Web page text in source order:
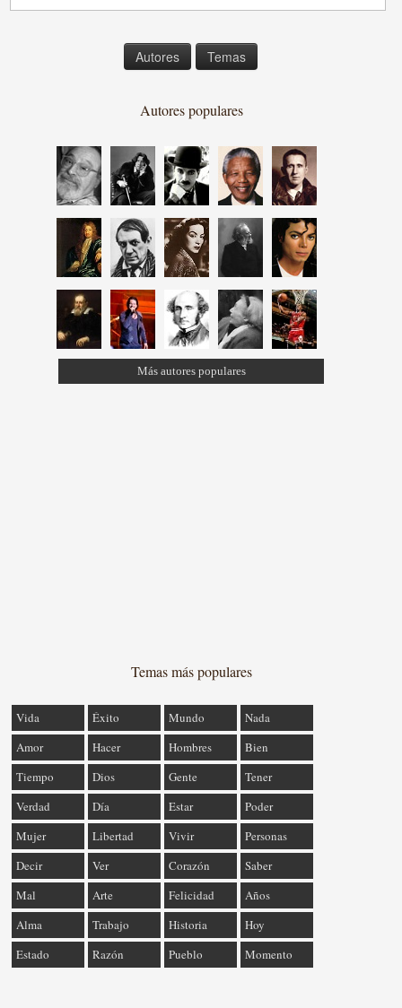
Autores Temas
Autores populares
Más autores populares
Temas más populares
Vida Éxito Mundo
Nada
Amor
Hacer Hombres
Bien
Tiempo
Dios Gente
Tener
Verdad
Día Estar
Poder
Mujer
Libertad Vivir
Personas
Decir
Ver Corazón
Saber
Mal
Arte Felicidad
Años
Alma
Trabajo Historia
Hoy
Estado
Razón Pueblo Momento